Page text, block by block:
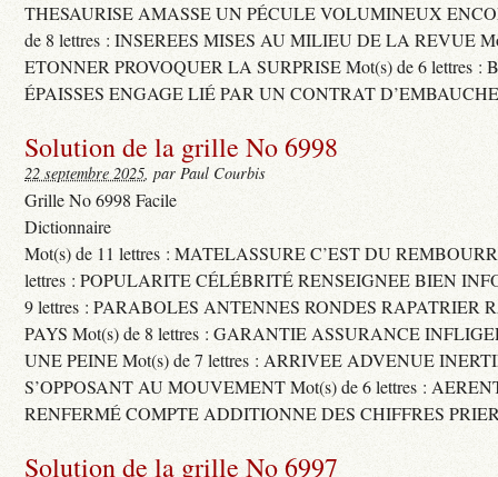
THESAURISE AMASSE UN PÉCULE VOLUMINEUX
de 8 lettres : INSEREES MISES AU MILIEU DE LA REVUE
ETONNER PROVOQUER LA SURPRISE Mot(s) de 6 lettres :
ÉPAISSES ENGAGE LIÉ PAR UN CONTRAT
Solution de la grille No 6998
22 septembre 2025, par Paul Courbis
Grille No 6998 Facile
Dictionnaire
Mot(s) de 11 lettres : MATELASSURE C’EST DU
lettres : POPULARITE CÉLÉBRITÉ RENSEIGNEE BIEN
9 lettres : PARABOLES ANTENNES RONDES RAPATRIER
PAYS Mot(s) de 8 lettres : GARANTIE ASSURANCE
UNE PEINE Mot(s) de 7 lettres : ARRIVEE ADVENUE
S’OPPOSANT AU MOUVEMENT Mot(s) de 6 lettres :
RENFERMÉ COMPTE ADDITIONNE DES CHIFFRES
Solution de la grille No 6997